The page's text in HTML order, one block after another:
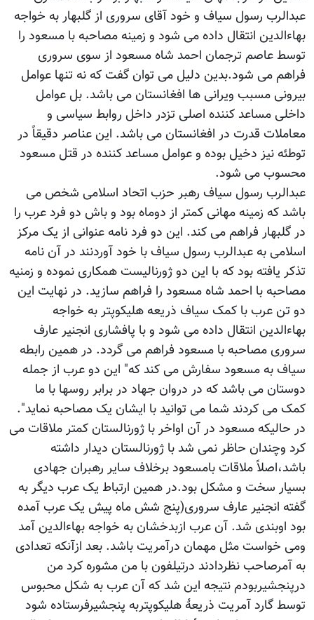
عبدالرب رسول سیاف و خود آقای سروری از گلبهار به خواجه
بهاءالدین انتقال داده می شود و زمینه مصاحبه با مسعود را
توسط عاصم ترجمان احمد شاه مسعود از سوی سروری
فراهم می شود.بدین دلیل می توان گفت که نه تنها عوامل
بیرونی مسبب ویرانی ها افغانستان می باشد. بل عوامل
داخلی مساعد کننده اصلی تزدر داخل روابط سیاسی و
معاملات قدرت در افغانستان می باشد. این عناصر دقیقاً در
توطئه نیز دخیل بوده و عوامل مساعد کننده در قتل مسعود
محسوب می شود.
عبدالرب رسول سیاف رهبر حزب اتحاد اسلامی شخص می
باشد که زمینه مهانی کمتر از دوماه بود و باش دو فرد عرب را
در گلبهار فراهم می کند. این دو فرد نامه عنوانی از یک مرکز
اسلامی به عبدالرب رسول سیاف با خود آوردنند در آن نامه
تذکر یافته بود که با این دو ژورنالیست همکاری نموده و زمنیه
مصاحبه با احمد شاه مسعود را فراهم سازید. در نهایت این
دو تن عرب با کمک سیاف ذریعه هلیکوپتر به خواجه
بهاءالدین انتقال داده می شود و با پافشاری انجنیر عارف
سروری مصاحبه با مسعود فراهم می گردد. در همین رابطه
سیاف به مسعود سفارش می کند که" این دو عرب از جمله
دوستان می باشد که در دروان جهاد در برابر روسها با ما
کمک می کردند شما می توانید با ایشان یک مصاحبه نماید".
در حالیکه مسعود در آن اواخر با ژورنالستان کمتر ملاقات می
کرد وچندان حاظر نمی شد با ژورنالستان دیدار داشته
باشد،اصلاً ملاقات بامسعود برخلاف سایر رهبران جهادی
بسیار سخت و مشکل بود.در همین ارتباط یک عرب دیگر به
گفته انجنیر عارف سروری(پنج شش ماه پیش یک عرب آمده
بود اوبندی شد. آن عرب ازبدخشان به خواجه بهاءالدین آمد
ومی خواست مثل مهمان درآمریت باشد. بعد ازآنکه تعدادی
به آمرصاحب نظردادند درتیلفون با من مشوره کرد من
درپنجشیربودم نتیجه این شد که آن عرب به شکل محبوس
توسط گارد آمریت ذریعۀ هلیکوپتربه پنجشیرفرستاده شود